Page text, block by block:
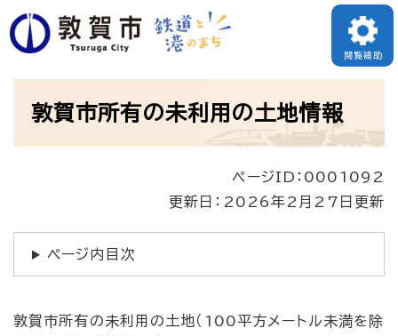
ペ
ー
閲覧補助
敦賀市所有の未利用の土地情報
ページID：0001092
更新日：2026年2月27日更新
ページ内目次
敦賀市所有の未利用の土地（100平方メートル未満を除